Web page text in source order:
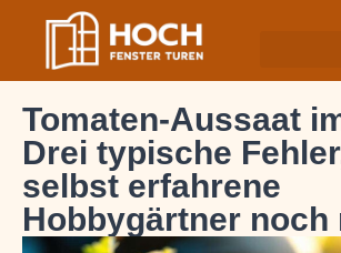
Tomaten-Aussaat
Drei typische
selbst erfahrene
Hobbygärtner noch